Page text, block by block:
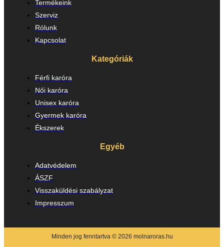
Termékeink
Szerviz
Rólunk
Kapcsolat
Kategóriák
Férfi karóra
Női karóra
Unisex karóra
Gyermek karóra
Ékszerek
Egyéb
Adatvédelem
ÁSZF
Visszaküldési szabályzat
Impresszum
Minden jog fenntartva © 2026 molnaroras.hu